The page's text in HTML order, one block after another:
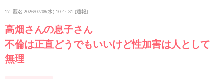
17. 匿名 2026/07/08(水) 10:44:31 [通報]
高畑さんの息子さん
不倫は正直どうでもいいけど性加害は人として
無理